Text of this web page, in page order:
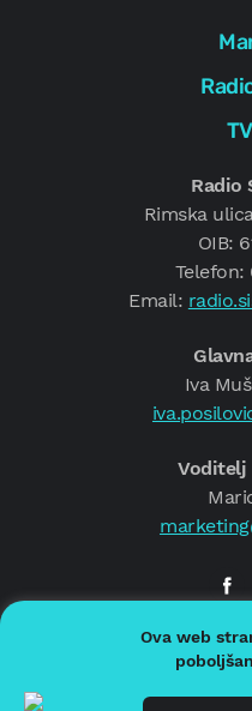
Radio
Rimska
OIB:
Telefon:
Email:
Iva
Voditelj
© 2026.
Ova web